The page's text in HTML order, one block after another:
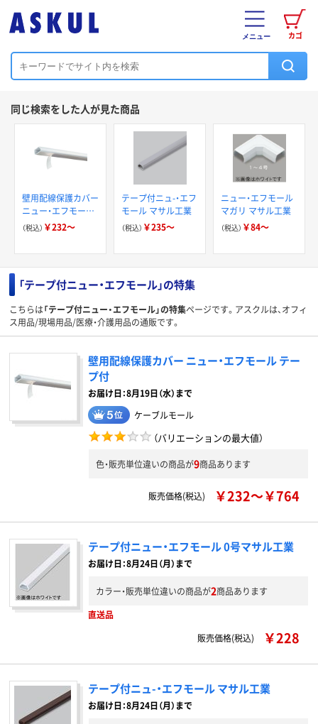
カゴ
メニュー
同じ検索をした人が見た商品
壁用配線保護カバー
ニュー・エフモール
テープ付
（税込） ￥232～
テープ付ニュ-・エフ
モール マサル工業
（税込） ￥235～
ニュー・エフモール
マガリ マサル工業
（税込） ￥84～
「テープ付ニュー・エフモール」の特集
こちらは「テープ付ニュー・エフモール」の特集ページです。アスクルは、オフィ
ス用品/現場用品/医療・介護用品の通販です。
壁用配線保護カバー ニュー・エフモール テー
プ付
お届け日：8月19日（水）まで
ケーブルモール
（バリエーションの最大値）
色・販売単位違いの商品が9商品あります
販売価格(税込) ￥232～￥764
テープ付ニュー・エフモール 0号マサル工業
お届け日：8月24日（月）まで
カラー・販売単位違いの商品が2商品あります
直送品
販売価格(税込)
￥228
テープ付ニュ-・エフモール マサル工業
お届け日：8月24日（月）まで